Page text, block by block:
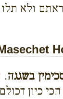
ולא
בשגגה.
כיון